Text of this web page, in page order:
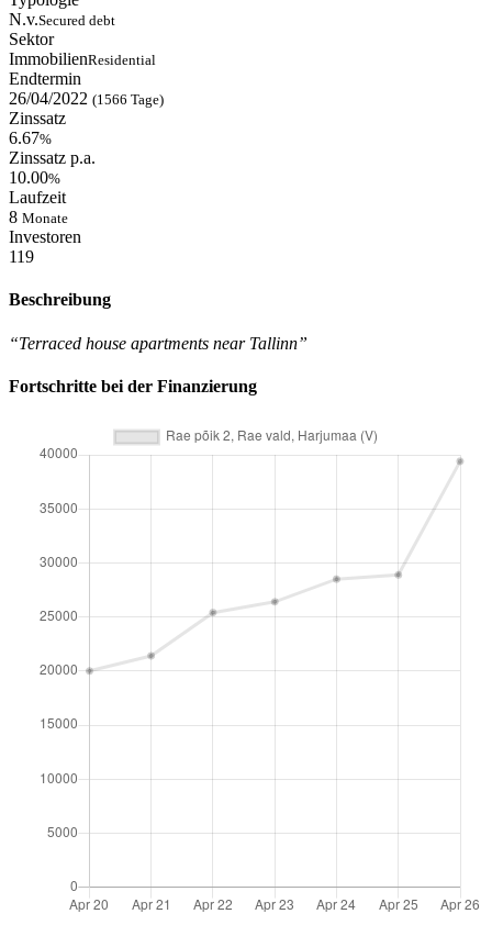
N.v.Secured debt
Sektor
ImmobilienResidential
Endtermin
26/04/2022 (1566 Tage)
Zinssatz
6.67%
Zinssatz p.a.
10.00%
Laufzeit
8 Monate
Investoren
119
Beschreibung
“Terraced house apartments near Tallinn”
Fortschritte bei der Finanzierung